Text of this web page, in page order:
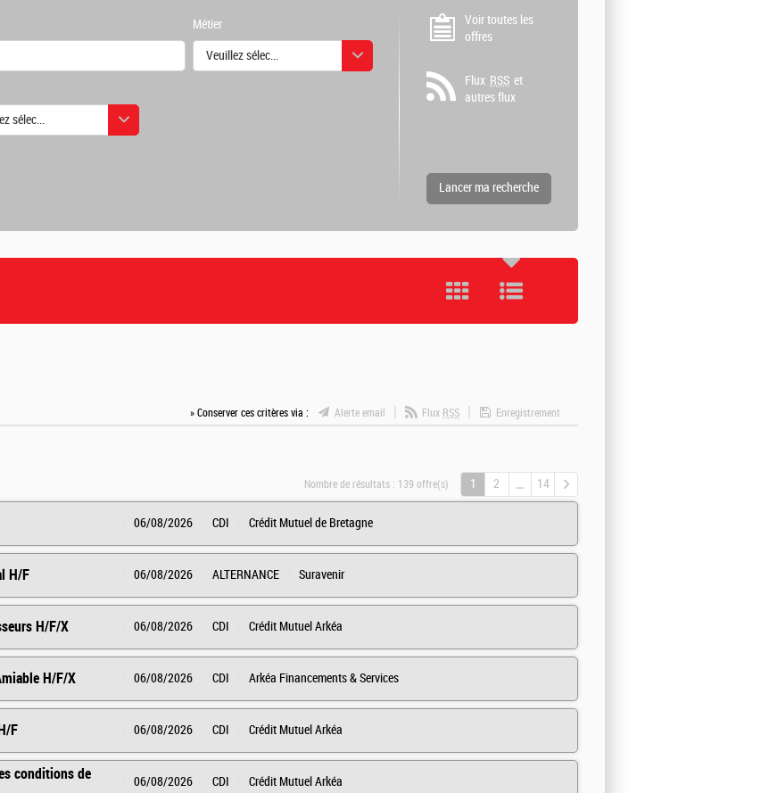
Métier
Veuillez sélectionner une ou des valeurs
sélectionner une ou des valeurs
Voir toutes les
offres
Flux RSS et
autres flux
» Conserver ces critères via : Alerte email Flux RSS
Enregistrement
Nombre de résultats : 139 offre(s) 1 2 14
06/08/2026 CDI Crédit Mutuel de Bretagne
H/F 06/08/2026 ALTERNANCE Suravenir
H/F/X 06/08/2026 CDI Crédit Mutuel Arkéa
H/F/X 06/08/2026 CDI Arkéa Financements & Services
F 06/08/2026 CDI Crédit Mutuel Arkéa
conditions de
06/08/2026 CDI Crédit Mutuel Arkéa